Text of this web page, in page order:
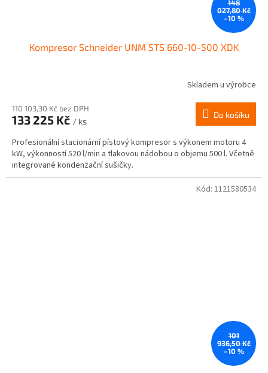
148
027,80 Kč
–10 %
Kompresor Schneider UNM STS 660-10-500 XDK
Skladem u výrobce
110 103,30 Kč bez DPH
133 225 Kč / ks
Do košíku
Profesionální stacionární pístový kompresor s výkonem motoru 4
kW, výkonností 520 l/min a tlakovou nádobou o objemu 500 l. Včetně
integrované kondenzační sušičky.
101
936,50 Kč
–10 %
Kód: 1121580534